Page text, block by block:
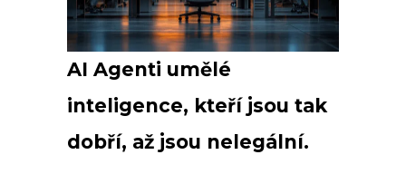
AI Agenti umělé
inteligence, kteří jsou tak
dobří, až jsou nelegální.